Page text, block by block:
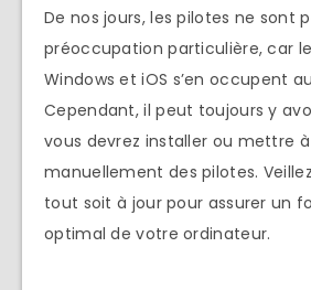
De nos jours, les pilotes ne sont
préoccupation particulière, car
Windows et iOS s’en occupent
Cependant, il peut toujours y
vous devrez installer ou mettre
manuellement des pilotes.
tout soit à jour pour assurer un
optimal de votre ordinateur.